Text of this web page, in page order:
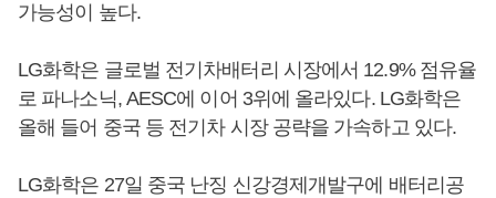
가능성이 높다.
LG화학은 글로벌 전기차배터리 시장에서 12.9% 점유율
로 파나소닉, AESC에 이어 3위에 올라있다. LG화학은
올해 들어 중국 등 전기차 시장 공략을 가속하고 있다.
LG화학은 27일 중국 난징 신강경제개발구에 배터리공